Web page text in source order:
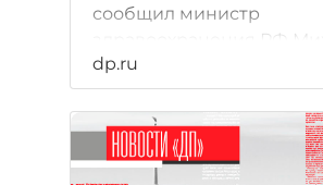
сообщил министр
здравоохранения РФ
Мурашко на
сессии в рамках
международного
экономического форума
(ПМЭФ). А заместитель
dp.ru